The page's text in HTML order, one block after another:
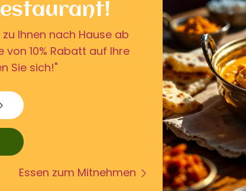
Ihnen nach Hause ab
von 10% Rabatt auf Ihre
Sie sich!"
Essen zum Mitnehmen